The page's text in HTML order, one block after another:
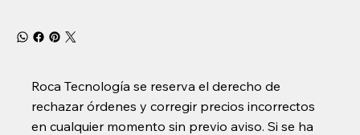
Roca Tecnología se reserva el derecho de
rechazar órdenes y corregir precios incorrectos
en cualquier momento sin previo aviso. Si se ha